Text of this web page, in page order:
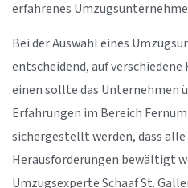
erfahrenes
Bei der Auswahl eines
entscheidend, auf
einen sollte das Unternehmen
Erfahrungen im Bereich
sichergestellt werden, dass
Herausforderungen bewältigt
Umzugsexperte Schaaf St.